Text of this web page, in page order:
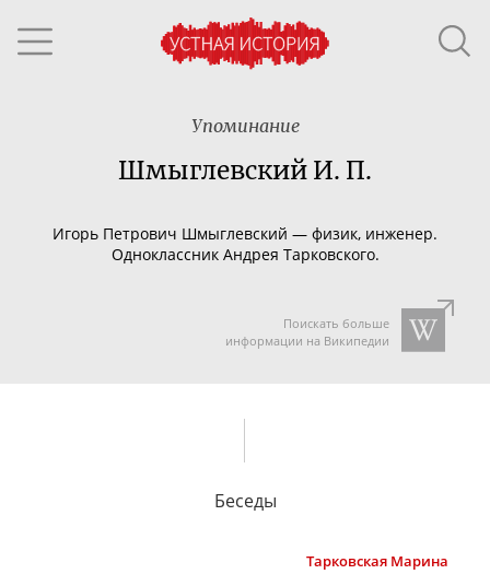
Упоминание
Шмыглевский И. П.
Игорь Петрович Шмыглевский — физик, инженер.
Одноклассник Андрея Тарковского.
Поискать больше
информации на Википедии
Беседы
Тарковская Марина